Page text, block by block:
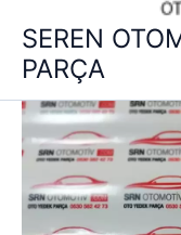
SEREN
PARÇA